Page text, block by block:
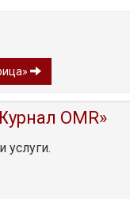
OMR»
услуги.